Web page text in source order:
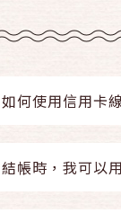
如何使用信用卡
結帳時，我可以